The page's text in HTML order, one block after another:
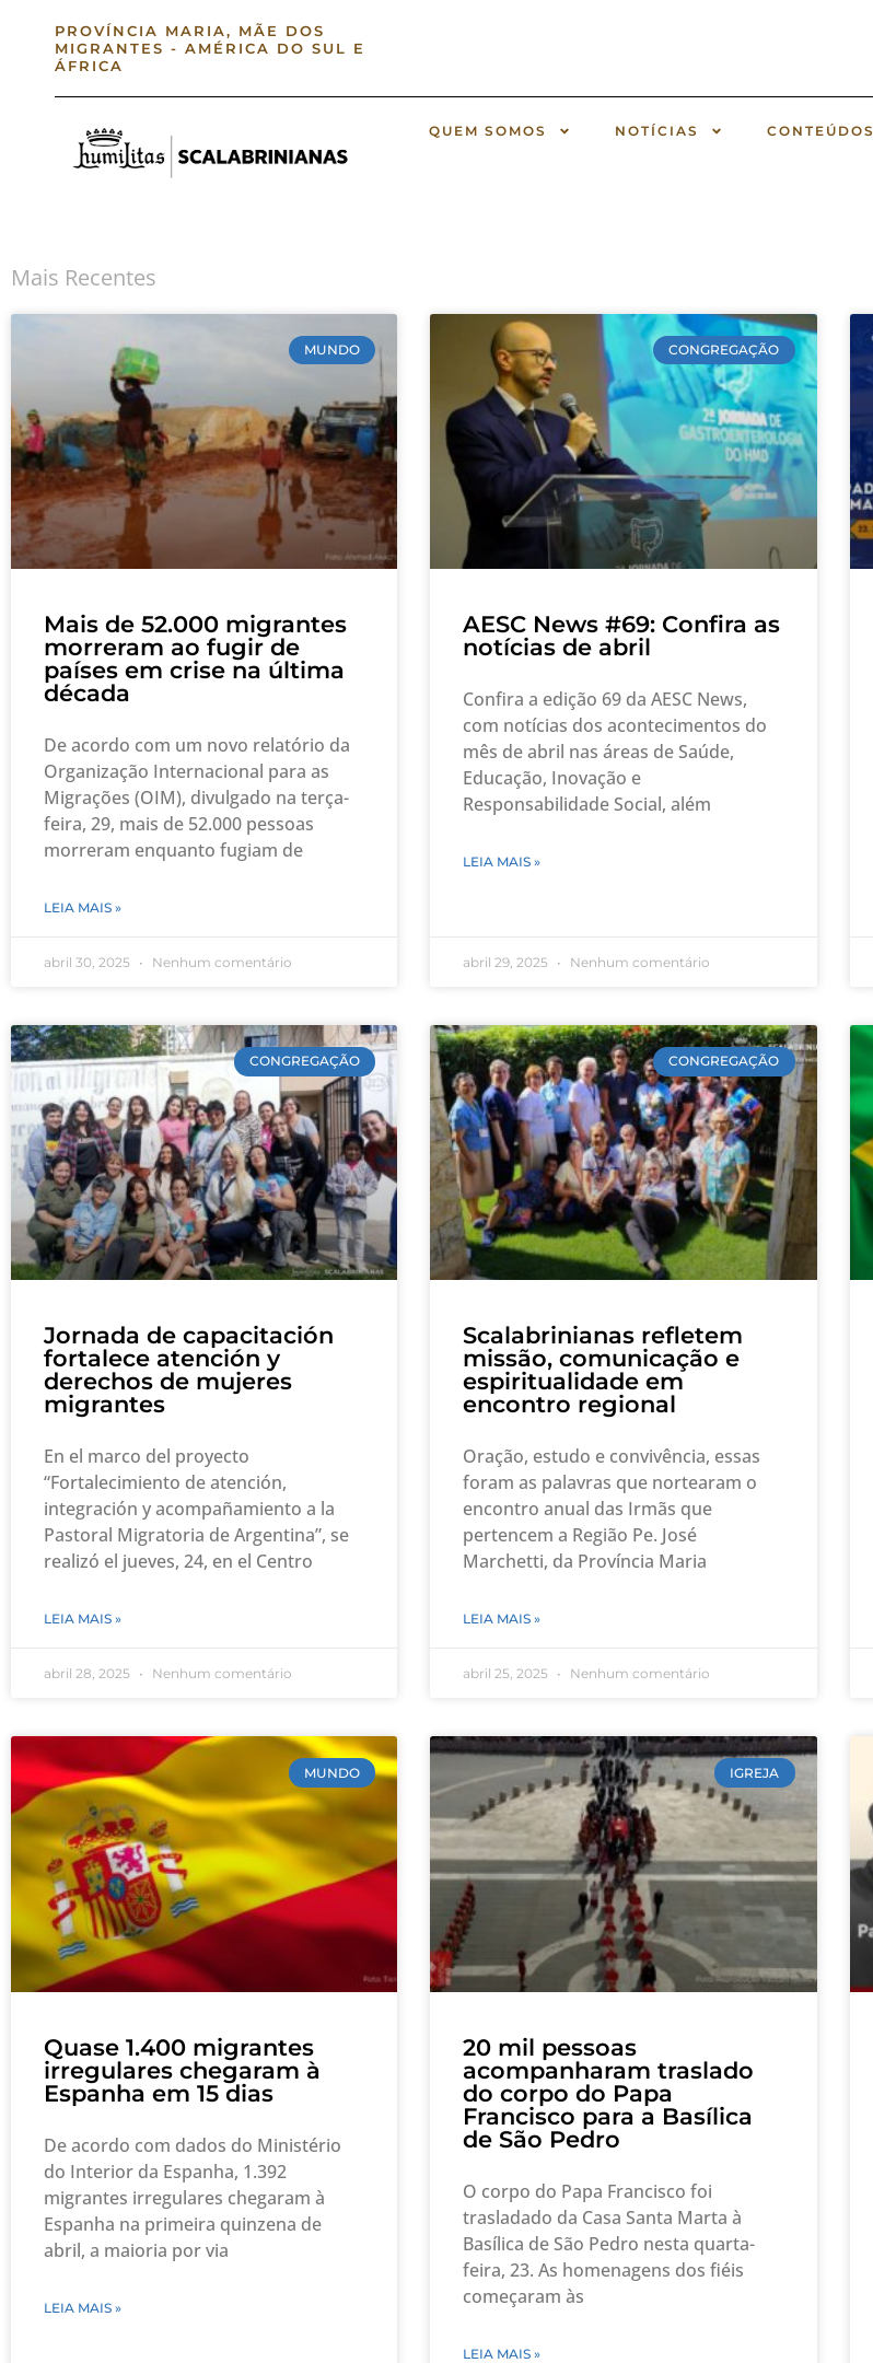
PROVÍNCIA MARIA, MÃE DOS
MIGRANTES - AMÉRICA DO SUL E
ÁFRICA
QUEM SOMOS NOTÍCIAS CONTEÚDOS
Mais Recentes
MUNDO
Mais de 52.000 migrantes
morreram ao fugir de
países em crise na última
década
De acordo com um novo relatório da
Organização Internacional para as
Migrações (OIM), divulgado na terça-
feira, 29, mais de 52.000 pessoas
morreram enquanto fugiam de
LEIA MAIS »
abril 30, 2025 Nenhum comentário
CONGREGAÇÃO
AESC News #69: Confira as
notícias de abril
Confira a edição 69 da AESC News,
com notícias dos acontecimentos do
mês de abril nas áreas de Saúde,
Educação, Inovação e
Responsabilidade Social, além
LEIA MAIS »
abril 29, 2025 Nenhum comentário
CONGREGAÇÃO
Jornada de capacitación
fortalece atención y
derechos de mujeres
migrantes
En el marco del proyecto
“Fortalecimiento de atención,
integración y acompañamiento a la
Pastoral Migratoria de Argentina”, se
realizó el jueves, 24, en el Centro
LEIA MAIS »
abril 28, 2025 Nenhum comentário
CONGREGAÇÃO
Scalabrinianas refletem
missão, comunicação e
espiritualidade em
encontro regional
Oração, estudo e convivência, essas
foram as palavras que nortearam o
encontro anual das Irmãs que
pertencem a Região Pe. José
Marchetti, da Província Maria
LEIA MAIS »
abril 25, 2025 Nenhum comentário
MUNDO
Quase 1.400 migrantes
irregulares chegaram à
Espanha em 15 dias
De acordo com dados do Ministério
do Interior da Espanha, 1.392
migrantes irregulares chegaram à
Espanha na primeira quinzena de
abril, a maioria por via
LEIA MAIS »
IGREJA
20 mil pessoas
acompanharam traslado
do corpo do Papa
Francisco para a Basílica
de São Pedro
O corpo do Papa Francisco foi
trasladado da Casa Santa Marta à
Basílica de São Pedro nesta quarta-
feira, 23. As homenagens dos fiéis
começaram às
LEIA MAIS »